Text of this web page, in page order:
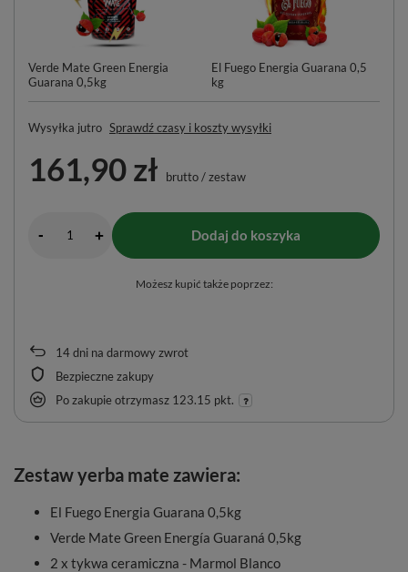
Verde Mate Green Energia
Guarana 0,5kg
El Fuego Energia Guarana 0,5
kg
14dni na darmowy zwrot
Bezpieczne zakupy
Po zakupie otrzymasz 123.15 pkt.
Wysyłka jutro Sprawdź czasy i koszty wysyłki
161,90 zł brutto/zestaw
- + Dodaj do koszyka
Możesz kupić także poprzez:
Zestaw yerba mate zawiera:
El Fuego Energia Guarana 0,5kg
Verde Mate Green Energía Guaraná 0,5kg
2 x tykwa ceramiczna - Marmol Blanco